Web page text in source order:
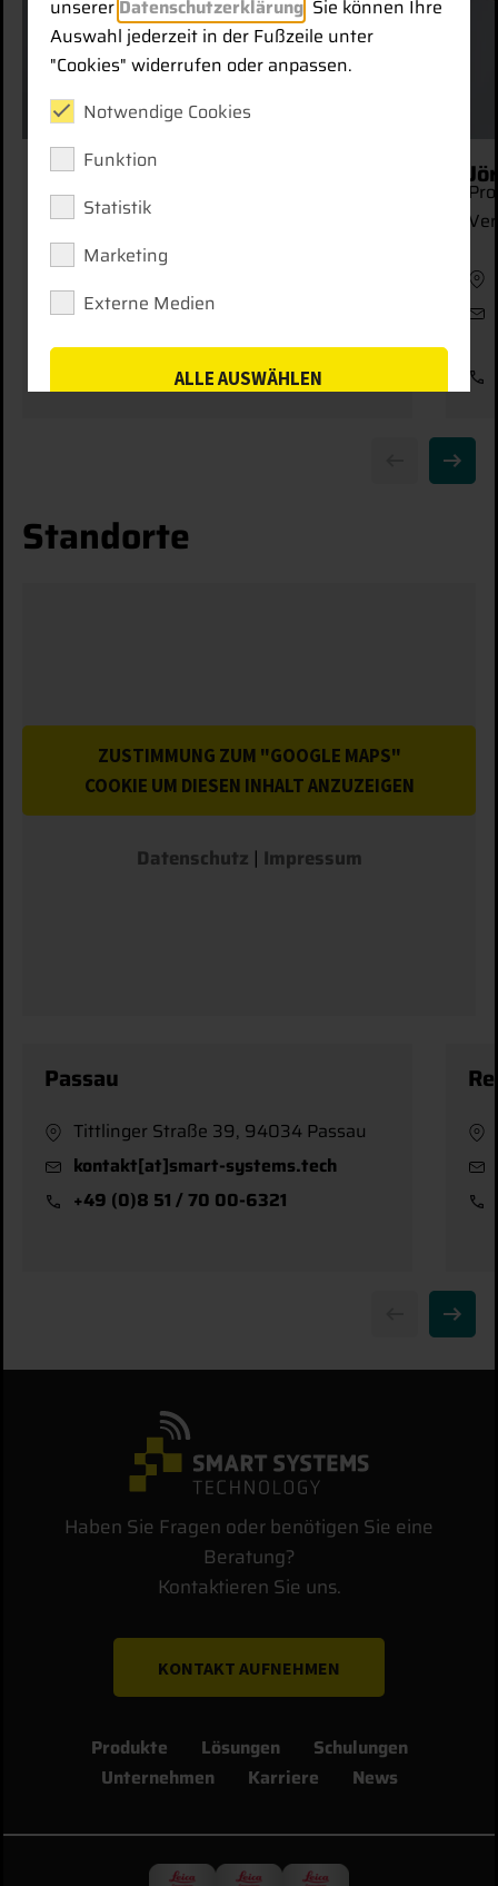
Andree
18031452
Jörg
Sachsen,
systems.tech
+49 151
Standorte
ZUSTIMMUNG ZUM "GOOGLE MAPS"
COOKIE UM DIESEN INHALT ANZUZEIGEN
Datenschutz | Impressum
Straße 39, 94034 Passau
systems.tech
(0)8 51 / 70 00-6321
Hofer
+49 (0)8
Haben Sie Fragen oder benötigen Sie eine
Beratung?
Kontaktieren Sie uns.
KONTAKT AUFNEHMEN
Produkte Lösungen
Schulungen
Unternehmen
Karriere News
unserer Datenschutzerklärung . Sie können Ihre
Auswahl jederzeit in der Fußzeile unter
"Cookies" widerrufen oder anpassen.
Notwendige Cookies
Funktion
Statistik
Marketing
Externe Medien
ALLE AUSWÄHLEN
Details anzeigen